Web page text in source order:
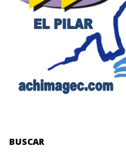
BUSCAR